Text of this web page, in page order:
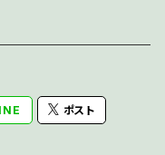
ポスト